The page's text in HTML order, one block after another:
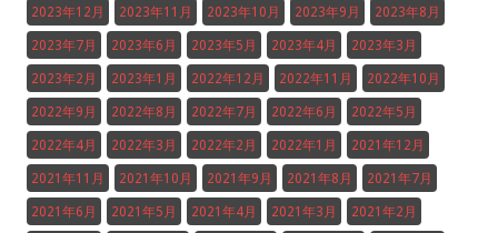
2023年12月 2023年11月 2023年10月 2023年9月 2023年8月
2023年7月 2023年6月 2023年5月 2023年4月 2023年3月
2023年2月 2023年1月 2022年12月 2022年11月 2022年10月
2022年9月 2022年8月 2022年7月 2022年6月 2022年5月
2022年4月 2022年3月 2022年2月 2022年1月 2021年12月
2021年11月 2021年10月 2021年9月 2021年8月 2021年7月
2021年6月 2021年5月 2021年4月 2021年3月 2021年2月